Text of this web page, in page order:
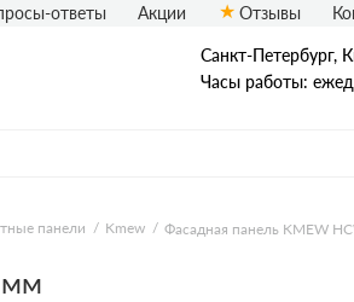
Санкт-Петербург,
Часы работы:
Вспененный сайдинг
ответы Акции Отзывы
панели Kmew Фасадная панель KMEW
мм